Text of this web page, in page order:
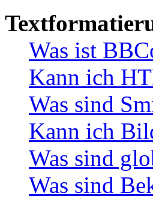
Was ist
Kann ich
Was sind
Kann ich
Was sind
Was sind